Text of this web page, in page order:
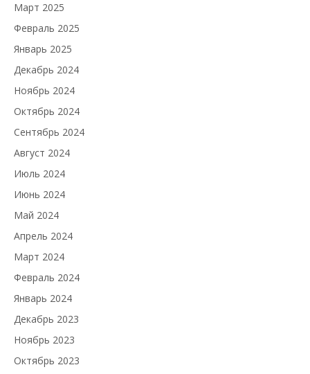
Март 2025
Февраль 2025
Январь 2025
Декабрь 2024
Ноябрь 2024
Октябрь 2024
Сентябрь 2024
Август 2024
Июль 2024
Июнь 2024
Май 2024
Апрель 2024
Март 2024
Февраль 2024
Январь 2024
Декабрь 2023
Ноябрь 2023
Октябрь 2023